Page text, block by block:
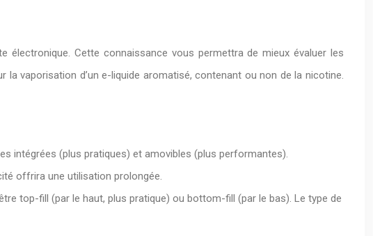
électronique. Cette connaissance vous permettra de mieux évaluer les
vaporisation d’un e-liquide aromatisé, contenant ou non de la nicotine.
intégrées (plus pratiques) et amovibles (plus performantes).
offrira une utilisation prolongée.
top-fill (par le haut, plus pratique) ou bottom-fill (par le bas). Le type de